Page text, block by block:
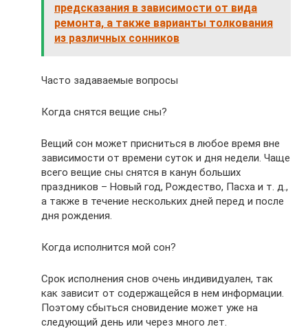
предсказания в зависимости от вида
ремонта, а также варианты толкования
из различных сонников
Часто задаваемые вопросы
Когда снятся вещие сны?
Вещий сон может присниться в любое время вне
зависимости от времени суток и дня недели. Чаще
всего вещие сны снятся в канун больших
праздников – Новый год, Рождество, Пасха и т. д.,
а также в течение нескольких дней перед и после
дня рождения.
Когда исполнится мой сон?
Срок исполнения снов очень индивидуален, так
как зависит от содержащейся в нем информации.
Поэтому сбыться сновидение может уже на
следующий день или через много лет.